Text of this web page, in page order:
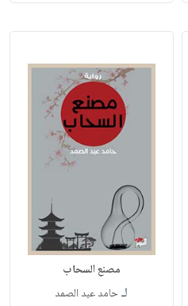
مصنع السحاب
لـحامد عبد الصمد